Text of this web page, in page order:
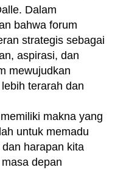
Dalam
bahwa forum
strategis sebagai
aspirasi, dan
mewujudkan
terarah dan
makna yang
untuk memadu
harapan kita
depan